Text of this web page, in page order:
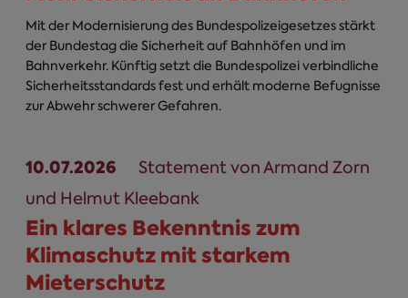
Mit der Modernisierung des Bundespolizeigesetzes stärkt
der Bundestag die Sicherheit auf Bahnhöfen und im
Bahnverkehr. Künftig setzt die Bundespolizei verbindliche
Sicherheitsstandards fest und erhält moderne Befugnisse
zur Abwehr schwerer Gefahren.
10.07.2026
Statement von Armand Zorn
und Helmut Kleebank
Ein klares Bekenntnis zum
Klimaschutz mit starkem
Mieterschutz